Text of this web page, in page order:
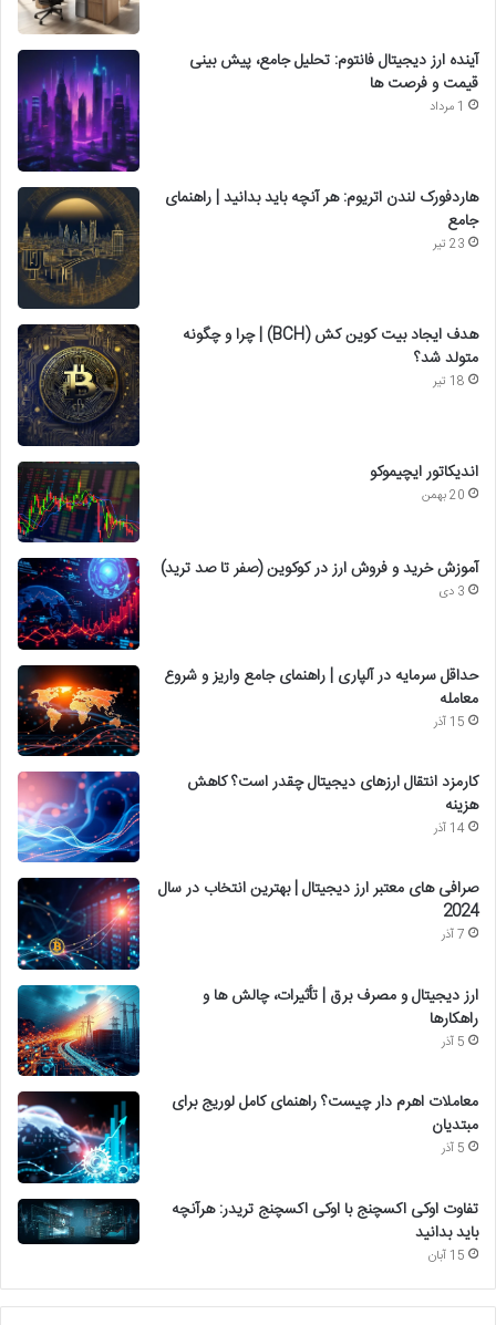
آینده ارز دیجیتال فانتوم: تحلیل جامع، پیش بینی
قیمت و فرصت ها
1 مرداد
هاردفورک لندن اتریوم: هر آنچه باید بدانید | راهنمای
جامع
23 تیر
هدف ایجاد بیت کوین کش (BCH) | چرا و چگونه
متولد شد؟
18 تیر
اندیکاتور ایچیموکو
20 بهمن
آموزش خرید و فروش ارز در کوکوین (صفر تا صد ترید)
3 دی
حداقل سرمایه در آلپاری | راهنمای جامع واریز و شروع
معامله
15 آذر
کارمزد انتقال ارزهای دیجیتال چقدر است؟ کاهش
هزینه
14 آذر
صرافی های معتبر ارز دیجیتال | بهترین انتخاب در سال
2024
7 آذر
ارز دیجیتال و مصرف برق | تأثیرات، چالش ها و
راهکارها
5 آذر
معاملات اهرم دار چیست؟ راهنمای کامل لوریج برای
مبتدیان
5 آذر
تفاوت اوکی اکسچنج با اوکی اکسچنج تریدر: هرآنچه
باید بدانید
15 آبان